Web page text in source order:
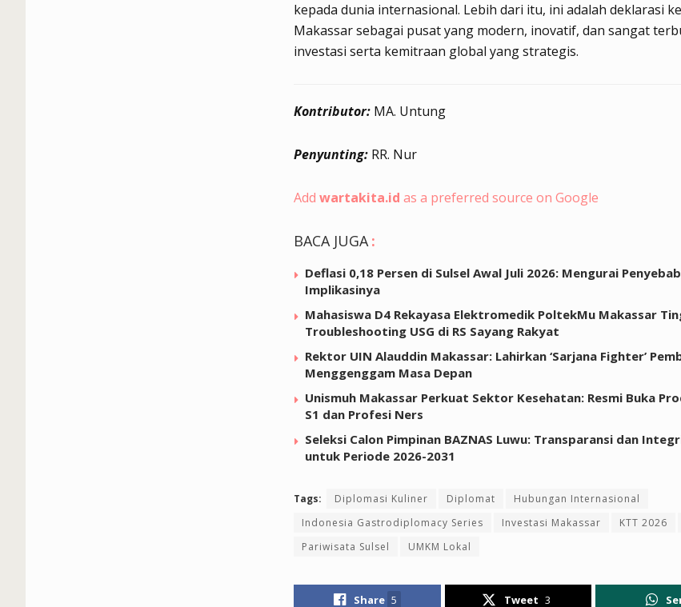
kepada dunia internasional. Lebih dari itu, ini adalah deklarasi
Makassar sebagai pusat yang modern, inovatif, dan sangat
investasi serta kemitraan global yang strategis.
Kontributor: MA. Untung
Penyunting: RR. Nur
Add wartakita.id as a preferred source on Google
BACA JUGA :
Deflasi 0,18 Persen di Sulsel Awal Juli 2026: Mengurai
Implikasinya
Mahasiswa D4 Rekayasa Elektromedik PoltekMu Makassar
Troubleshooting USG di RS Sayang Rakyat
Rektor UIN Alauddin Makassar: Lahirkan ‘Sarjana Fighter’
Menggenggam Masa Depan
Unismuh Makassar Perkuat Sektor Kesehatan: Resmi Buka
S1 dan Profesi Ners
Seleksi Calon Pimpinan BAZNAS Luwu: Transparansi dan
untuk Periode 2026-2031
Tags: Diplomasi Kuliner Diplomat
Hubungan Internasional
Indonesia Gastrodiplomacy Series
Investasi Makassar KTT 2026
Pariwisata Sulsel
UMKM Lokal
Share 5 Tweet 3